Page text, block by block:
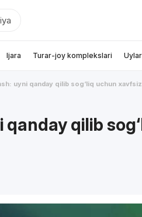
Ijara Turar-joy komplekslari
uyni qanday qilib sog‘liq uchun
qanday qilib